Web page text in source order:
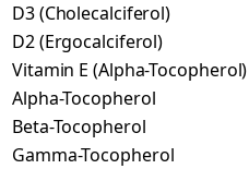
D3 (Cholecalciferol)
D2 (Ergocalciferol)
Vitamin E (Alpha-Tocopherol)
Alpha-Tocopherol
Beta-Tocopherol
Gamma-Tocopherol